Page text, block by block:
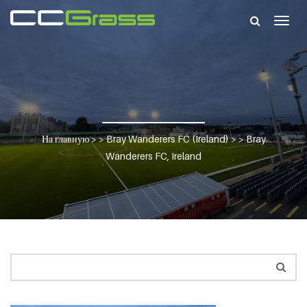
На главную> >Bray Wanderers FC (Ireland)> >Bray
Wanderers FC, Ireland